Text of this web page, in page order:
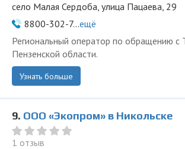
село Малая Сердоба, улица Пацаева, 29
8800-302-7...ещё
Региональный оператор по обращению с
Пензенской области.
Узнать больше
9. ООО «Экопром» в Никольске
1 отзыв